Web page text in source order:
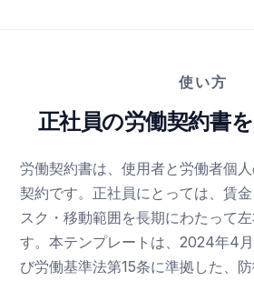
使い方
正社員の労働契約書
労働契約書は、使用者と労働者個
契約です。正社員にとっては、賃
スク・移動範囲を長期にわたって
す。本テンプレートは、2024年4
び労働基準法第15条に準拠した、